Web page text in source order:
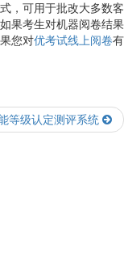
，可用于批改大多数客
果考生对机器阅卷结果
您对优考试线上阅卷有
等级认定测评系统